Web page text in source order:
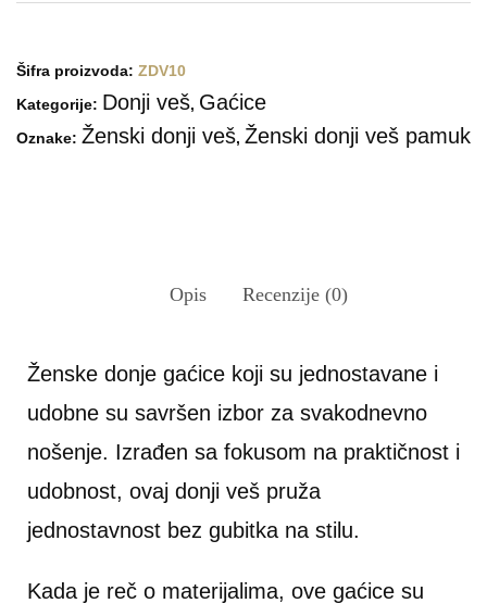
Šifra proizvoda: ZDV10
Kategorije: Donji veš, Gaćice
Oznake: Ženski donji veš, Ženski donji veš pamuk
Opis Recenzije (0)
Ženske donje gaćice koji su jednostavane i
udobne su savršen izbor za svakodnevno
nošenje. Izrađen sa fokusom na praktičnost i
udobnost, ovaj donji veš pruža
jednostavnost bez gubitka na stilu.
Kada je reč o materijalima, ove gaćice su